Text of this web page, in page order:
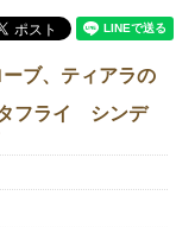
ーブ、ティアラの
フライ シンデ
目標「SDGs」を推進しています。